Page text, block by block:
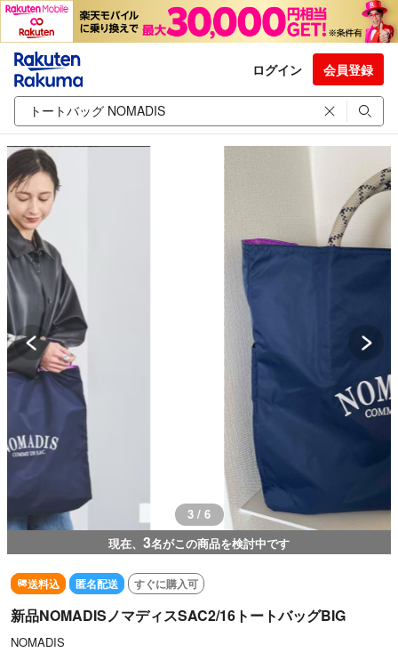
ログイン 会員登録
3 / 6
現在、 3名がこの商品を検討中です
送料込 匿名配送 すぐに購入可
新品NOMADISノマディスSAC2/16トートバッグBIG
NOMADIS